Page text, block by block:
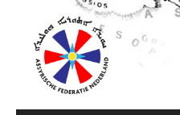
inhoud